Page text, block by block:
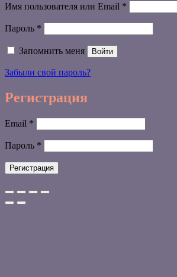
Имя пользователя или Email *
Пароль *
Запомнить меня Войти
Забыли свой пароль?
Регистрация
Email *
Пароль *
Регистрация